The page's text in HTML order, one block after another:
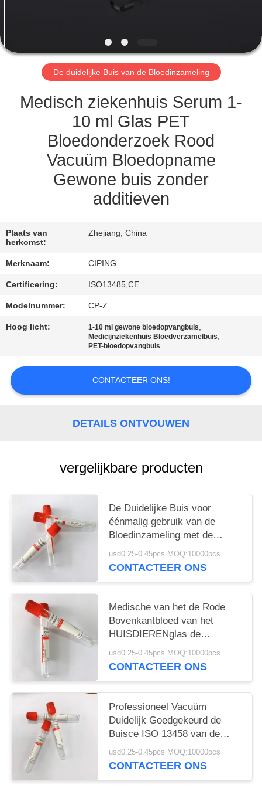
VERZOEK
EEN
SITEMAP
PRIVACY
De duidelijke Buis van de Bloedinzameling
Medisch ziekenhuis Serum 1-
10 ml Glas PET
Bloedonderzoek Rood
Vacuüm Bloedopname
Gewone buis zonder
additieven
Plaats van
herkomst:
Zhejiang, China
Merknaam: CIPING
Certificering: ISO13485,CE
Modelnummer: CP-Z
Hoog licht: 1-10 ml gewone bloedopvangbuis,
Medicijnziekenhuis Bloedverzamelbuis,
PET-bloedopvangbuis
CONTACTEER ONS!
DETAILS ONTVOUWEN
vergelijkbare producten
De Duidelijke Buis voor
éénmalig gebruik van de
Bloedinzameling met de
Vlindernaald van de
Bloedinzameling
usd0.25-0.45pcs MOQ:10000pcs
CONTACTEER ONS
Medische van het de Rode
Bovenkantbloed van het
HUISDIERENglas de
Inzamelingsbuizen Geen
Bijkomende 1ML-10ML
usd0.25-0.45pcs MOQ:10000pcs
CONTACTEER ONS
Professioneel Vacuüm
Duidelijk Goedgekeurd de
Buisce ISO 13458 van de
Bloedinzameling
usd0.25-0.45pcs MOQ:10000pcs
CONTACTEER ONS